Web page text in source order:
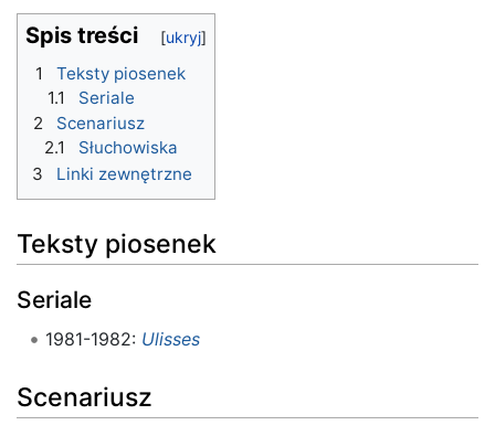
Spis treści
1
Teksty piosenek
1.1
Seriale
2
Scenariusz
2.1
Słuchowiska
3
Linki zewnętrzne
Teksty piosenek
Seriale
1981-1982: Ulisses
Scenariusz